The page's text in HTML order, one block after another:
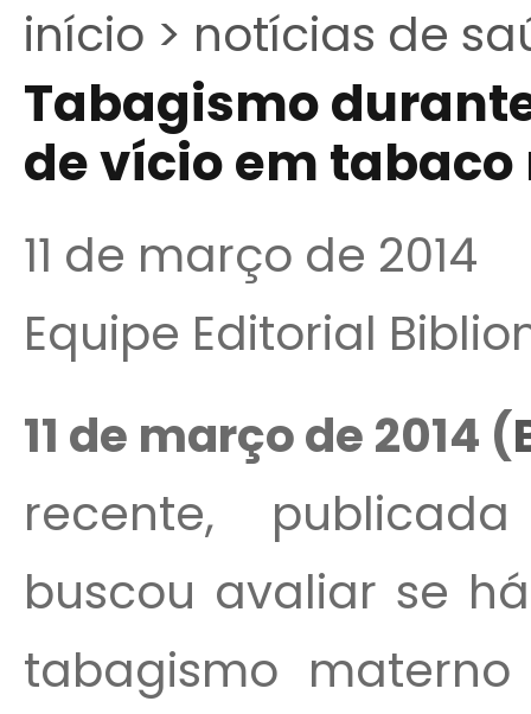
início > notícias de
Tabagismo
de vício em
11 de março de 2014
Equipe Editorial
11 de março de 2014 (
recente,
buscou avaliar se
tabagismo